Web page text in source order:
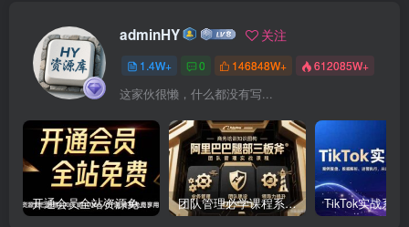
adminHY 关注
1.4W+ 0 146848W+ 612085W+
这家伙很懒，什么都没有写...
开通会员全站资源免费下载 开通VIP会员 HY资源库 团队管理必学课程系列，阿里巴巴“腿部三板斧”